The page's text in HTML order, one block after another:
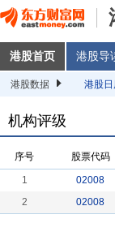
港股首页 港股导
港股数据 港股
机构评级
序号 股票代码
1 02008
2
02008